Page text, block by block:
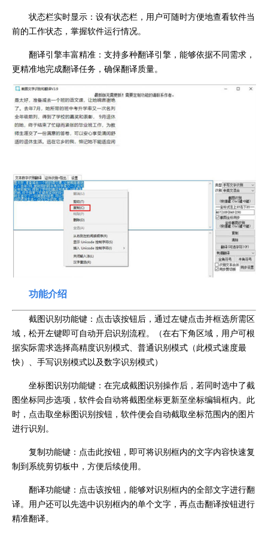
状态栏实时显示：设有状态栏，用户可随时方便地查看软件当
前的工作状态，掌握软件运行情况。
翻译引擎丰富精准：支持多种翻译引擎，能够依据不同需求，
更精准地完成翻译任务，确保翻译质量。
功能介绍
截图识别功能键：点击该按钮后，通过左键点击并框选所需区
域，松开左键即可自动开启识别流程。（在右下角区域，用户可根
据实际需求选择高精度识别模式、普通识别模式（此模式速度最
快）、手写识别模式以及数字识别模式）
坐标图识别功能键：在完成截图识别操作后，若同时选中了截
图坐标同步选项，软件会自动将截图坐标更新至坐标编辑框内。此
时，点击取坐标图识别按钮，软件便会自动截取坐标范围内的图片
进行识别。
复制功能键：点击此按钮，即可将识别框内的文字内容快速复
制到系统剪切板中，方便后续使用。
翻译功能键：点击该按钮，能够对识别框内的全部文字进行翻
译。用户还可以先选中识别框内的单个文字，再点击翻译按钮进行
精准翻译。